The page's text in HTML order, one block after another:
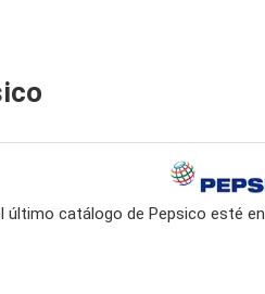
catálogo de Pepsico esté